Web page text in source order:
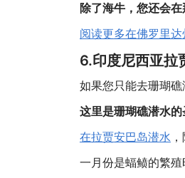
除了海牛，您还会
阅读更多在佛罗里达
6.印度尼西亚拉
如果您只能去珊瑚礁
这里是珊瑚礁潜水
在拉贾安巴岛潜水
一月份是蝠鲼的繁